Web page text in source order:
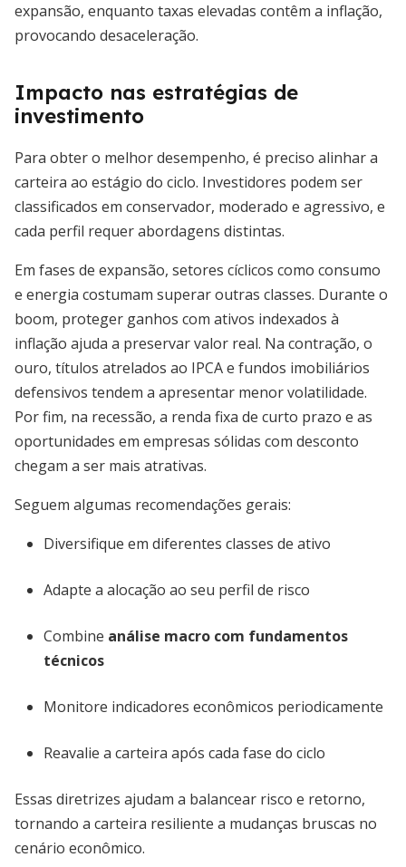
expansão, enquanto taxas elevadas contêm a inflação,
provocando desaceleração.
Impacto nas estratégias de
investimento
Para obter o melhor desempenho, é preciso alinhar a
carteira ao estágio do ciclo. Investidores podem ser
classificados em conservador, moderado e agressivo, e
cada perfil requer abordagens distintas.
Em fases de expansão, setores cíclicos como consumo
e energia costumam superar outras classes. Durante o
boom, proteger ganhos com ativos indexados à
inflação ajuda a preservar valor real. Na contração, o
ouro, títulos atrelados ao IPCA e fundos imobiliários
defensivos tendem a apresentar menor volatilidade.
Por fim, na recessão, a renda fixa de curto prazo e as
oportunidades em empresas sólidas com desconto
chegam a ser mais atrativas.
Seguem algumas recomendações gerais:
Diversifique em diferentes classes de ativo
Adapte a alocação ao seu perfil de risco
Combine análise macro com fundamentos
técnicos
Monitore indicadores econômicos periodicamente
Reavalie a carteira após cada fase do ciclo
Essas diretrizes ajudam a balancear risco e retorno,
tornando a carteira resiliente a mudanças bruscas no
cenário econômico.